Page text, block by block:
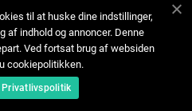
oss
til at huske dine indstillinger,
af indhold og annoncer. Denne
Ved fortsat brug af websiden
cookiepolitikken.
Privatlivspolitik